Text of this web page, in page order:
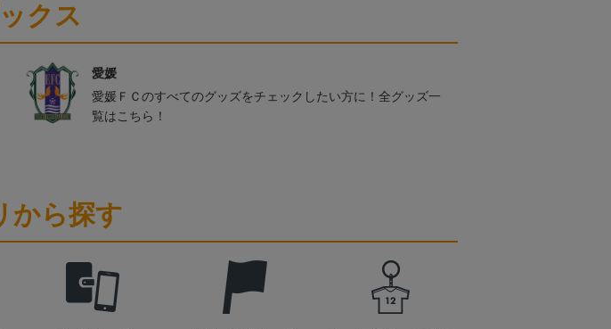
クス
愛媛
愛媛ＦＣのすべてのグッズをチェックしたい方に！全グッズ一
覧はこちら！
から探す